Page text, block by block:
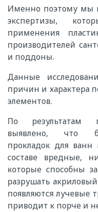
Именно поэтому мы
экспертизы,
применения
производителей
и поддоны.
Данные
причин и характера
элементов.
По результатам
выявлено, что
прокладок для
составе вредные,
которые способны
разрушать
появляются лучевые
приводит к порче и